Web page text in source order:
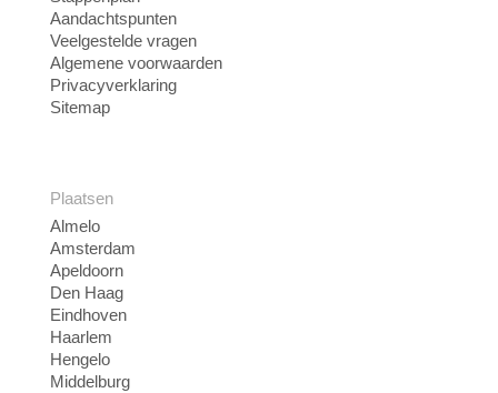
Aandachtspunten
Veelgestelde vragen
Algemene voorwaarden
Privacyverklaring
Sitemap
Plaatsen
Almelo
Amsterdam
Apeldoorn
Den Haag
Eindhoven
Haarlem
Hengelo
Middelburg